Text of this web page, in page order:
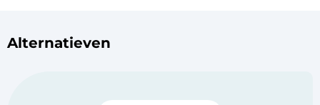
Alternatieven